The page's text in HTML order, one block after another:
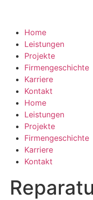
Home
Leistungen
Projekte
Firmengeschichte
Karriere
Kontakt
Home
Leistungen
Projekte
Firmengeschichte
Karriere
Kontakt